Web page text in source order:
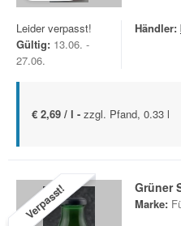
Leider verpasst!
Gültig: 13.06. -
27.06.
Händler:
€ 2,69 / l - zzgl. Pfand, 0.33 l
Verpasst! Grüner
Marke: